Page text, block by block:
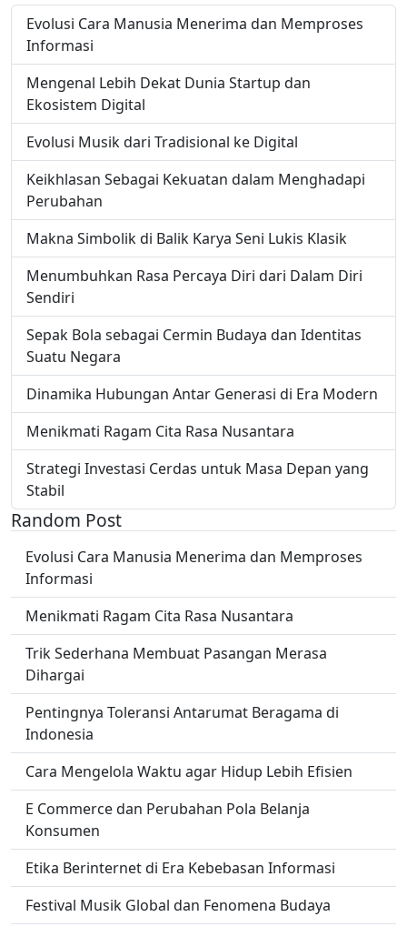
Evolusi Cara Manusia Menerima dan Memproses
Informasi
Mengenal Lebih Dekat Dunia Startup dan
Ekosistem Digital
Evolusi Musik dari Tradisional ke Digital
Keikhlasan Sebagai Kekuatan dalam Menghadapi
Perubahan
Makna Simbolik di Balik Karya Seni Lukis Klasik
Menumbuhkan Rasa Percaya Diri dari Dalam Diri
Sendiri
Sepak Bola sebagai Cermin Budaya dan Identitas
Suatu Negara
Dinamika Hubungan Antar Generasi di Era Modern
Menikmati Ragam Cita Rasa Nusantara
Strategi Investasi Cerdas untuk Masa Depan yang
Stabil
Random Post
Evolusi Cara Manusia Menerima dan Memproses
Informasi
Menikmati Ragam Cita Rasa Nusantara
Trik Sederhana Membuat Pasangan Merasa
Dihargai
Pentingnya Toleransi Antarumat Beragama di
Indonesia
Cara Mengelola Waktu agar Hidup Lebih Efisien
E Commerce dan Perubahan Pola Belanja
Konsumen
Etika Berinternet di Era Kebebasan Informasi
Festival Musik Global dan Fenomena Budaya